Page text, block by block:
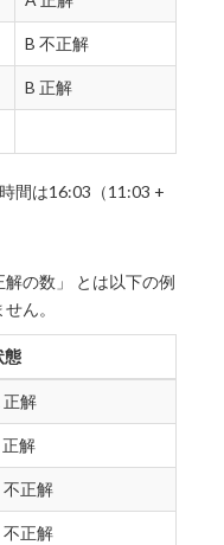
B 不正解
B 正解
間は16:03（11:03 +
解の数」 とは以下の例
ん。
態
正解
正解
不正解
不正解